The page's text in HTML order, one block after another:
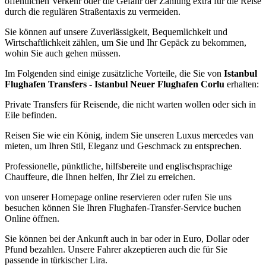
durch die regulären Straßentaxis zu vermeiden.
Sie können auf unsere Zuverlässigkeit, Bequemlichkeit und
Wirtschaftlichkeit zählen, um Sie und Ihr Gepäck zu bekommen,
wohin Sie auch gehen müssen.
Im Folgenden sind einige zusätzliche Vorteile, die Sie von Istanbul
Flughafen Transfers - Istanbul Neuer Flughafen Corlu erhalten:
Private Transfers für Reisende, die nicht warten wollen oder sich in
Eile befinden.
Reisen Sie wie ein König, indem Sie unseren Luxus mercedes van
mieten, um Ihren Stil, Eleganz und Geschmack zu entsprechen.
Professionelle, pünktliche, hilfsbereite und englischsprachige
Chauffeure, die Ihnen helfen, Ihr Ziel zu erreichen.
von unserer Homepage online reservieren oder rufen Sie uns
besuchen können Sie Ihren Flughafen-Transfer-Service buchen
Online öffnen.
Sie können bei der Ankunft auch in bar oder in Euro, Dollar oder
Pfund bezahlen. Unsere Fahrer akzeptieren auch die für Sie
passende in türkischer Lira.